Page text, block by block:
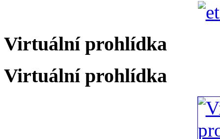
Virtuální prohlídka
Virtuální prohlídka